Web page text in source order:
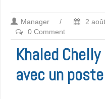
Manager / 2
0 Comment
Khaled
avec un